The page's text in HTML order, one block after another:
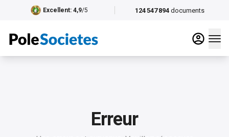
124 547 894 documents
Excellent: 4,9/5
Erreur